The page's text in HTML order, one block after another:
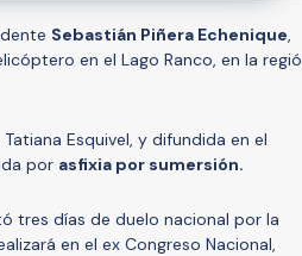
Sebastián Piñera Echenique,
en el Lago Ranco, en la
Esquivel, y difundida en el
por asfixia por sumersión.
tres días de duelo nacional por la
en el ex Congreso Nacional,